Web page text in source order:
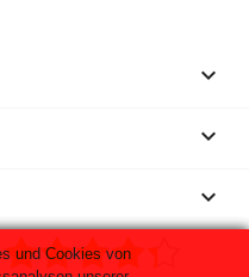


keyboard_arrow_down
und Cookies von